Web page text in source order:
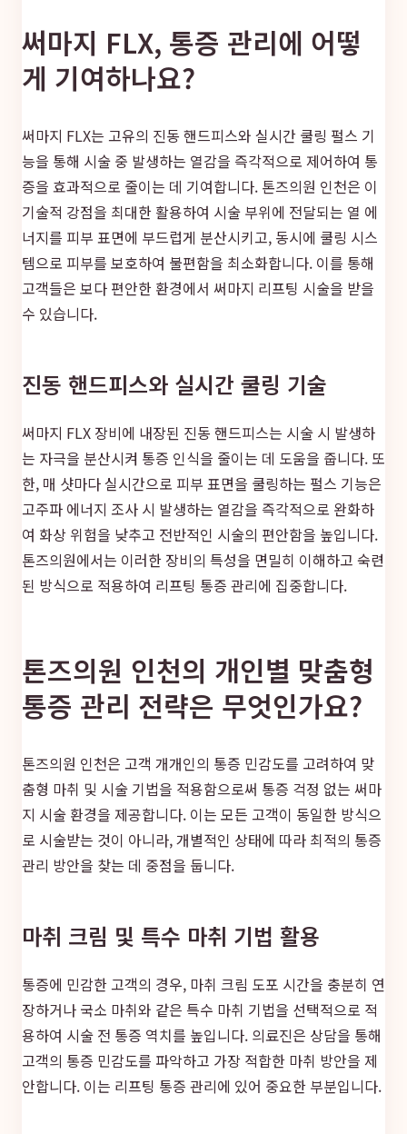
써마지 FLX, 통증 관리에 어떻
게 기여하나요?
써마지 FLX는 고유의 진동 핸드피스와 실시간 쿨링 펄스 기
능을 통해 시술 중 발생하는 열감을 즉각적으로 제어하여 통
증을 효과적으로 줄이는 데 기여합니다. 톤즈의원 인천은 이
기술적 강점을 최대한 활용하여 시술 부위에 전달되는 열 에
너지를 피부 표면에 부드럽게 분산시키고, 동시에 쿨링 시스
템으로 피부를 보호하여 불편함을 최소화합니다. 이를 통해
고객들은 보다 편안한 환경에서 써마지 리프팅 시술을 받을
수 있습니다.
진동 핸드피스와 실시간 쿨링 기술
써마지 FLX 장비에 내장된 진동 핸드피스는 시술 시 발생하
는 자극을 분산시켜 통증 인식을 줄이는 데 도움을 줍니다. 또
한, 매 샷마다 실시간으로 피부 표면을 쿨링하는 펄스 기능은
고주파 에너지 조사 시 발생하는 열감을 즉각적으로 완화하
여 화상 위험을 낮추고 전반적인 시술의 편안함을 높입니다.
톤즈의원에서는 이러한 장비의 특성을 면밀히 이해하고 숙련
된 방식으로 적용하여 리프팅 통증 관리에 집중합니다.
톤즈의원 인천의 개인별 맞춤형
통증 관리 전략은 무엇인가요?
톤즈의원 인천은 고객 개개인의 통증 민감도를 고려하여 맞
춤형 마취 및 시술 기법을 적용함으로써 통증 걱정 없는 써마
지 시술 환경을 제공합니다. 이는 모든 고객이 동일한 방식으
로 시술받는 것이 아니라, 개별적인 상태에 따라 최적의 통증
관리 방안을 찾는 데 중점을 둡니다.
마취 크림 및 특수 마취 기법 활용
통증에 민감한 고객의 경우, 마취 크림 도포 시간을 충분히 연
장하거나 국소 마취와 같은 특수 마취 기법을 선택적으로 적
용하여 시술 전 통증 역치를 높입니다. 의료진은 상담을 통해
고객의 통증 민감도를 파악하고 가장 적합한 마취 방안을 제
안합니다. 이는 리프팅 통증 관리에 있어 중요한 부분입니다.